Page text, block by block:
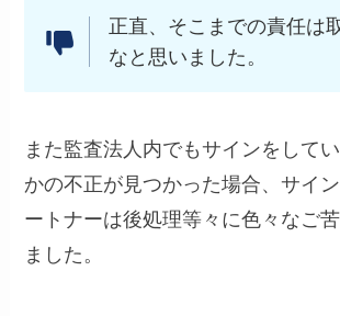
正直、そこまでの責任は
なと思いました。
また監査法人内でもサインをして
かの不正が見つかった場合、サイ
ートナーは後処理等々に色々なご
ました。